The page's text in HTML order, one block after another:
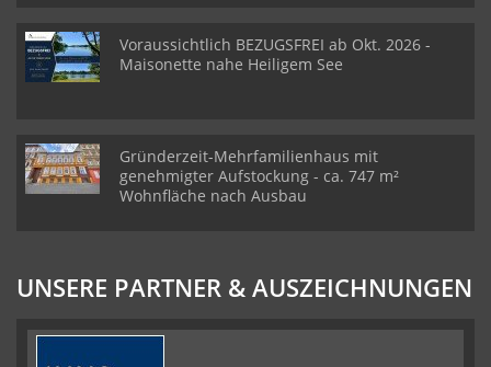
Voraussichtlich BEZUGSFREI ab Okt. 2026 -
Maisonette nahe Heiligem See
Gründerzeit-Mehrfamilienhaus mit
genehmigter Aufstockung - ca. 747 m²
Wohnfläche nach Ausbau
UNSERE PARTNER & AUSZEICHNUNGEN